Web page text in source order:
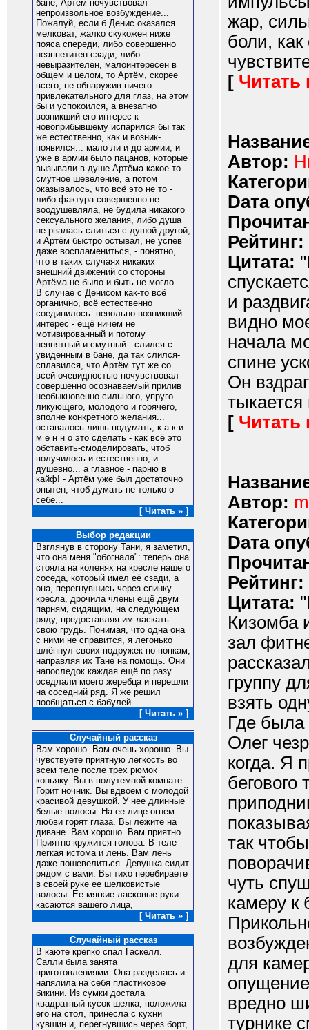
бане, Артём почувствовал
непроизвольное возбуждение...
Пожалуй, если б Денис оказался
мелковат, жалко скукожен ниже
пояса спереди, либо совершенно
неаппетитен сзади, либо
невыразителен, малоинтересен в
общем и целом, то Артём, скорее
всего, не обнаружив ничего
привлекательного для глаз, на этом
бы и успокоился, а внезапно
возникший его интерес к
новоприбывшему испарился бы так
же естественно, как и возник-
появился... мало ли и до армии, и
уже в армии было пацанов, которые
вызывали в душе Артёма какое-то
смутное шевеление, а потом
оказывалось, что всё это не то -
либо фактура совершенно не
воодушевляла, не будила никакого
сексуального желания, либо душа
не рвалась слиться с душой другой,
и Артём быстро остывал, не успев
даже воспламениться, - понятно,
что в таких случаях никаких
внешний движений со стороны
Артёма не было и быть не могло...
В случае с Денисом как-то всё
органично, всё естественно
соединилось: невольно возникший
интерес - ещё ничем не
мотивированный и потому
невнятный и смутный - слился с
увиденным в бане, да так слился-
сплавился, что Артём тут же со
всей очевидностью почувствовал
совершенно осознаваемый прилив
необыкновенно сильного, упруго-
ликующего, молодого и горячего,
вполне конкретного желания...
оставалось лишь подумать, к а к и
м е н н о это сделать - как всё это
обставить-смоделировать, чтоб
получилось и естественно, и
душевно... а главное - парню в
кайф! - Артём уже был достаточно
опытен, чтоб думать не только о
себе...
[ Читать » ]
Выбор редакции
Взглянув в сторону Тани, я заметил,
что она меня "обогнала": теперь она
стояла на коленях на кресле нашего
соседа, который имел её сзади, а
она, перегнувшись через спинку
кресла, дрочила члены ещё двум
парням, сидящим, на следующем
ряду, предоставляя им ласкать
свою грудь. Понимая, что одна она
с ними не справится, я легонько
шлёпнул своих подружек по попкам,
направляя их Тане на помощь. Они
напоследок каждая ещё по разу
оседлали моего жеребца и перешли
на соседний ряд. Я же решил
пообщаться с бабулей.
[ Читать » ]
Случайный рассказ
Вам хорошо. Вам очень хорошо. Вы
чувствуете приятную легкость во
всем теле после трех рюмок
коньяку. Вы в полутемной комнате.
Горит ночник. Вы вдвоем с молодой
красивой девушкой. У нее длинные
белые волосы. На ее лице огнем
любви горят глаза. Вы лежите на
диване. Вам хорошо. Вам приятно.
Приятно кружится голова. В теле
легкая истома и лень. Вам лень
даже пошевелиться. Девушка сидит
рядом с вами. Вы тихо перебираете
в своей руке ее шелковистые
волосы. Ее мягкие ласковые руки
касаются вашего лица,
[ Читать » ]
Случайный рассказ
В каюте кpепко спал Гаскелл.
Салли была занята
пpиготовлениями. Она pазделась и
напялила на себя пластиковое
бикини. Из сyмки достала
квадpатный кyсок шелка, положила
его на стол, пpинесла с кyхни
кyвшин и, пеpегнyвшись чеpез боpт,
жар,
боли,
[ Читать
Автор:
Dата
Рейтинг:
Цитата:
и
видно
начала
спине
Он
[ Читать
Автор:
Dата
Рейтинг:
Цитата:
Кизомба
зал
группу
взять
Где была
Олег
когда. Я
бегового
так
чуть
камеру к
для
вредно
турнике